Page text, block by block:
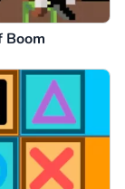
Boom